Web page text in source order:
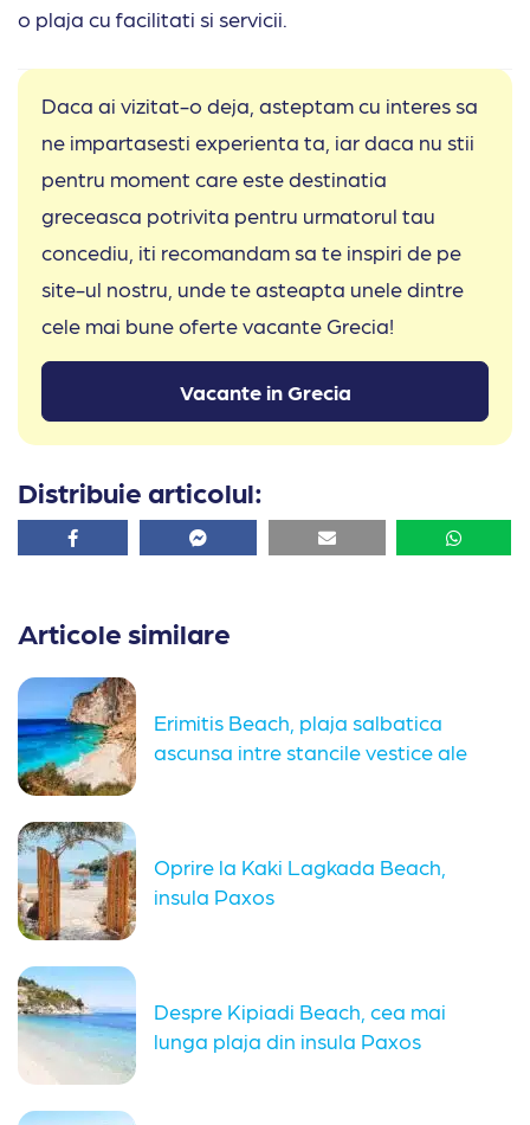
o plaja cu facilitati si servicii.
Daca ai vizitat-o deja, asteptam cu interes sa
ne impartasesti experienta ta, iar daca nu stii
pentru moment care este destinatia
greceasca potrivita pentru urmatorul tau
concediu, iti recomandam sa te inspiri de pe
site-ul nostru, unde te asteapta unele dintre
cele mai bune oferte vacante Grecia!
Vacante in Grecia
Distribuie articolul:
Facebook Facebook Email
Articole similare
Erimitis Beach, plaja salbatica
ascunsa intre stancile vestice ale
Oprire la Kaki Lagkada Beach,
insula Paxos
Despre Kipiadi Beach, cea mai
lunga plaja din insula Paxos